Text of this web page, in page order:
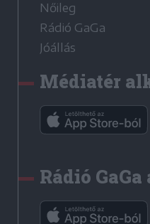
Nőileg
Rádió GaGa
Jóállás
Médiatér
Rádió